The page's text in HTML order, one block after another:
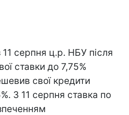
серпня ц.р. НБУ після
ставки до 7,75%
свої кредити
З 11 серпня ставка по